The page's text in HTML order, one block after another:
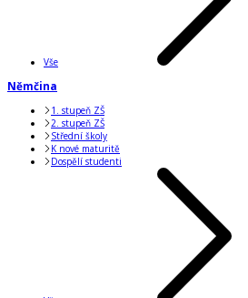
Vše
Němčina
1. stupeň ZŠ
2. stupeň ZŠ
Střední školy
K nové maturitě
Dospělí studenti